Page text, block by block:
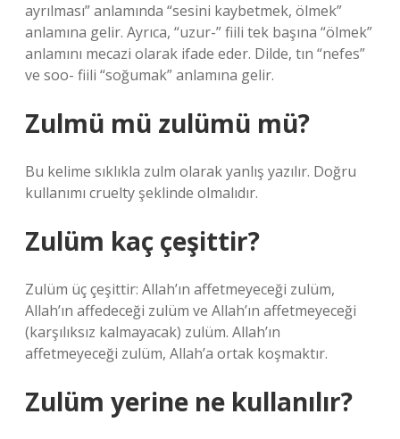
ayrılması” anlamında “sesini kaybetmek, ölmek”
anlamına gelir. Ayrıca, “uzur-” fiili tek başına “ölmek”
anlamını mecazi olarak ifade eder. Dilde, tın “nefes”
ve soo- fiili “soğumak” anlamına gelir.
Zulmü mü zulümü mü?
Bu kelime sıklıkla zulm olarak yanlış yazılır. Doğru
kullanımı cruelty şeklinde olmalıdır.
Zulüm kaç çeşittir?
Zulüm üç çeşittir: Allah’ın affetmeyeceği zulüm,
Allah’ın affedeceği zulüm ve Allah’ın affetmeyeceği
(karşılıksız kalmayacak) zulüm. Allah’ın
affetmeyeceği zulüm, Allah’a ortak koşmaktır.
Zulüm yerine ne kullanılır?